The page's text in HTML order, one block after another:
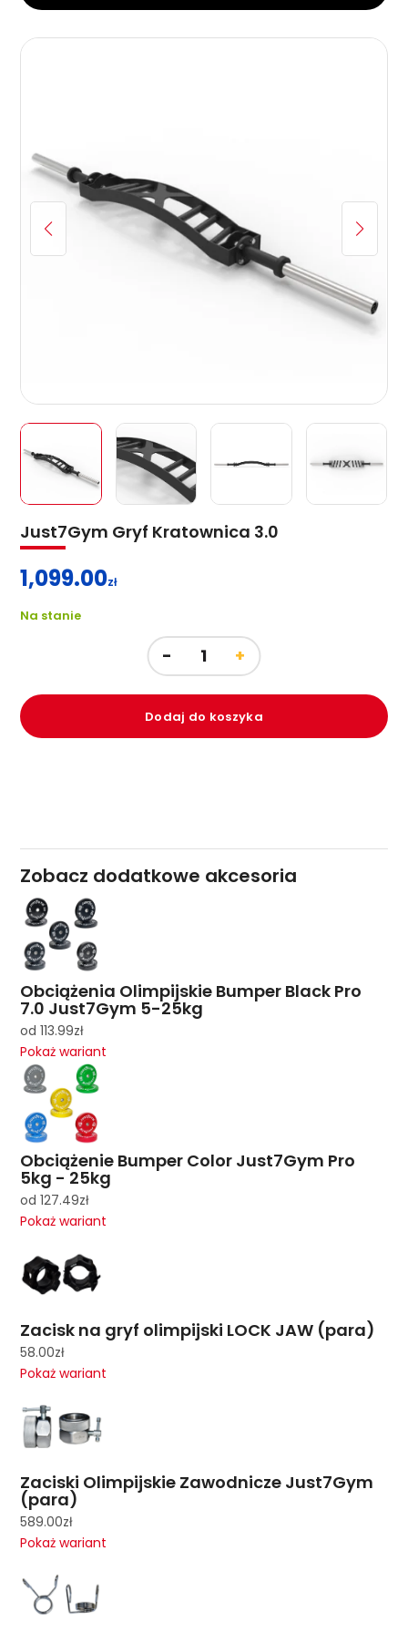
Just7Gym Gryf Kratownica 3.0
1,099.00zł
Na stanie
Dodaj do koszyka
Zobacz dodatkowe akcesoria
Obciążenia Olimpijskie Bumper Black Pro
7.0 Just7Gym 5-25kg
od113.99zł
Pokaż wariant
Obciążenie Bumper Color Just7Gym Pro
5kg - 25kg
od127.49zł
Pokaż wariant
Zacisk na gryf olimpijski LOCK JAW (para)
58.00zł
Pokaż wariant
Zaciski Olimpijskie Zawodnicze Just7Gym
(para)
589.00zł
Pokaż wariant